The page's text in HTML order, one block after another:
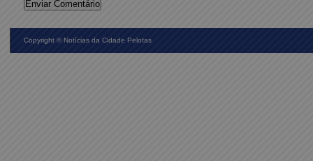
Copyright © Notícias da Cidade Pelotas